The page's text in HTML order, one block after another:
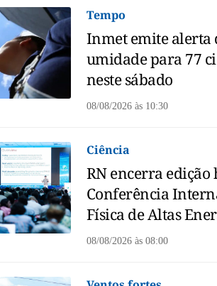
Tempo
Inmet emite alerta
umidade para 77
neste sábado
08/08/2026 às10:30
Ciência
RN encerra edição
Conferência
Física de Altas
08/08/2026 às08:00